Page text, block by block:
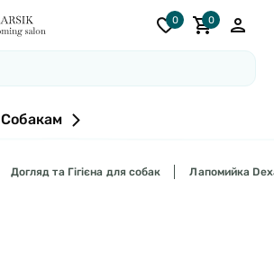
0 0
Собакам
Догляд та Гігієна для собак Лапомийка